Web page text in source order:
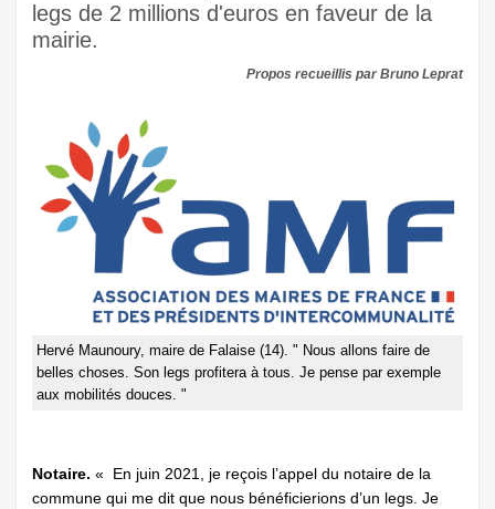
legs de 2 millions d'euros en faveur de la
mairie.
Propos recueillis par Bruno Leprat
Hervé Maunoury, maire de Falaise (14). " Nous allons faire de
belles choses. Son legs profitera à tous. Je pense par exemple
aux mobilités douces. "
Notaire. « En juin 2021, je reçois l’appel du notaire de la
commune qui me dit que nous bénéficierions d’un legs. Je